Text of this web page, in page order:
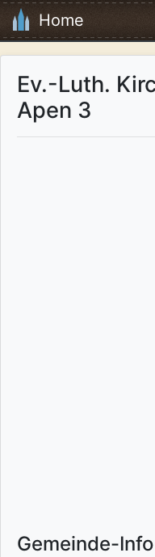
Home
Ev.-Luth.
Apen 3
Gemeinde-Info